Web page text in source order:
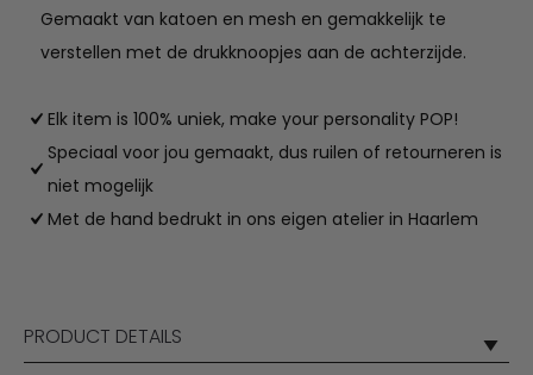
Gemaakt van katoen en mesh en gemakkelijk te
verstellen met de drukknoopjes aan de achterzijde.
Elk item is 100% uniek, make your personality POP!
Speciaal voor jou gemaakt, dus ruilen of retourneren is
niet mogelijk
Met de hand bedrukt in ons eigen atelier in Haarlem
PRODUCT DETAILS